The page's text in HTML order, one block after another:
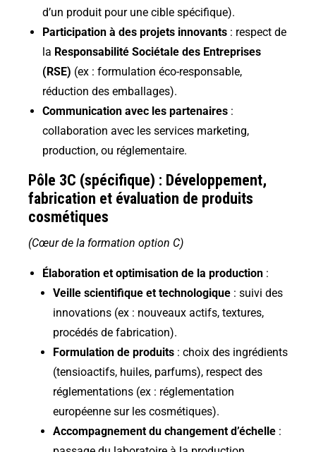
d’un produit pour une cible spécifique).
Participation à des projets innovants : respect de
la Responsabilité Sociétale des Entreprises
(RSE) (ex : formulation éco-responsable,
réduction des emballages).
Communication avec les partenaires :
collaboration avec les services marketing,
production, ou réglementaire.
Pôle 3C (spécifique) : Développement,
fabrication et évaluation de produits
cosmétiques
(Cœur de la formation option C)
Élaboration et optimisation de la production :
Veille scientifique et technologique : suivi des
innovations (ex : nouveaux actifs, textures,
procédés de fabrication).
Formulation de produits : choix des ingrédients
(tensioactifs, huiles, parfums), respect des
réglementations (ex : réglementation
européenne sur les cosmétiques).
Accompagnement du changement d’échelle :